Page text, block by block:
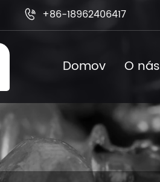
 +86-18962406417
Domov O nás